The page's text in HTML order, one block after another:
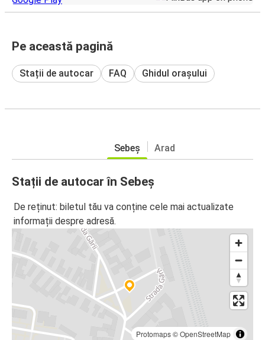
Pe această pagină
Stații de autocar FAQ Ghidul orașului
Sebeș Arad
Stații de autocar în Sebeș
De reținut: biletul tău va conține cele mai actualizate
informații despre adresă.
Protomaps©OpenStreetMap